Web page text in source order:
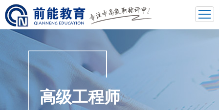
高级工程师